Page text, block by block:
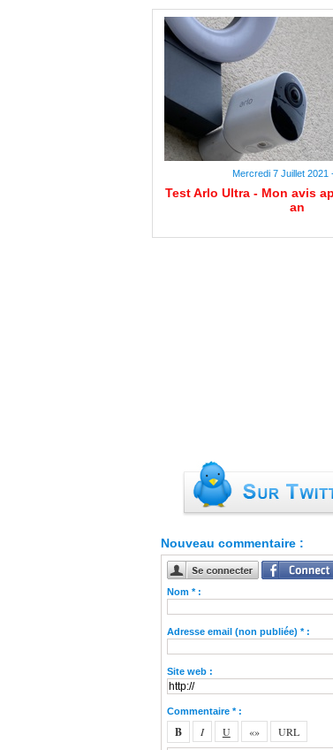
Mercredi 7 Juillet 2021
Test Arlo Ultra - Mon avis
an
Nouveau commentaire :
Nom * :
Adresse email (non publiée) * :
Site web :
Commentaire * :